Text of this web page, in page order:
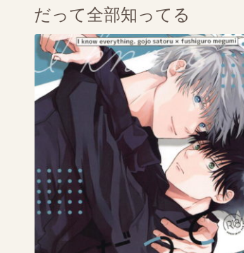
だって全部知ってる